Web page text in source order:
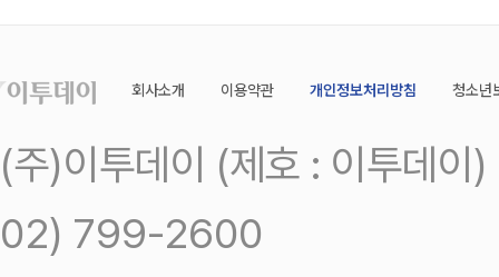
회사소개 이용약관 개인정보처리방침 청소년
(주)이투데이 (제호 : 이투데
02) 799-2600